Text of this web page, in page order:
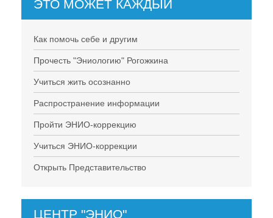
ЭТО МОЖЕТ КАЖДЫЙ
Как помочь себе и другим
Прочесть "Эниологию" Рогожкина
Учиться жить осознанно
Распространение информации
Пройти ЭНИО-коррекцию
Учиться ЭНИО-коррекции
Открыть Представительство
ЦЕНТР "ЭНИО"